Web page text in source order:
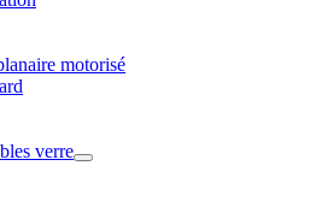
motorisé
verre